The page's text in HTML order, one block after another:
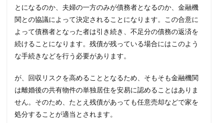
とになるのか、夫婦の一方のみが債務者となるのか、金融機
関との協議によって決定されることになります。この合意に
よって債務者となった者は引き続き、不足分の債務の返済を
続けることになります。残債が残っている場合にはこのよう
な手続きなどを行う必要があります。
が、回収リスクを高めることとなるため、そもそも金融機関
は離婚後の共有物件の単独居住を安易に認めることはありま
せん。そのため、たとえ残債があっても任意売却などで家を
処分することが適当とされます。